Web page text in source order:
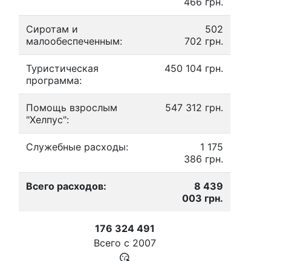
Сиротам и
малообеспеченным:
502
702 грн.
Туристическая
программа:
450 104 грн.
Помощь взрослым
"Хелпус":
547 312 грн.
Служебные расходы:
1 175
386 грн.
Всего расходов:
8 439
003 грн.
176 324 491
Всего с 2007